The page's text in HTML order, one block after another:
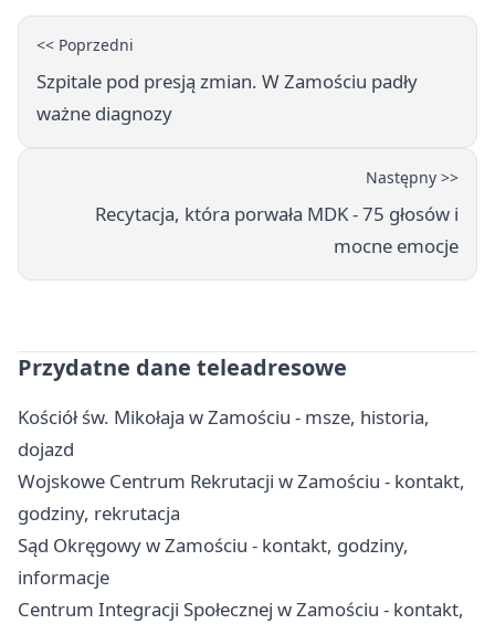
<< Poprzedni
Szpitale pod presją zmian. W Zamościu padły
ważne diagnozy
Następny >>
Recytacja, która porwała MDK - 75 głosów i
mocne emocje
Przydatne dane teleadresowe
Kościół św. Mikołaja w Zamościu - msze, historia,
dojazd
Wojskowe Centrum Rekrutacji w Zamościu - kontakt,
godziny, rekrutacja
Sąd Okręgowy w Zamościu - kontakt, godziny,
informacje
Centrum Integracji Społecznej w Zamościu - kontakt,